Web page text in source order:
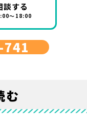
談する
～18:00
む